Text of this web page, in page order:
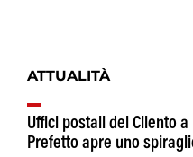
ATTUALITÀ
Uffici postali del Cilento
Prefetto apre uno